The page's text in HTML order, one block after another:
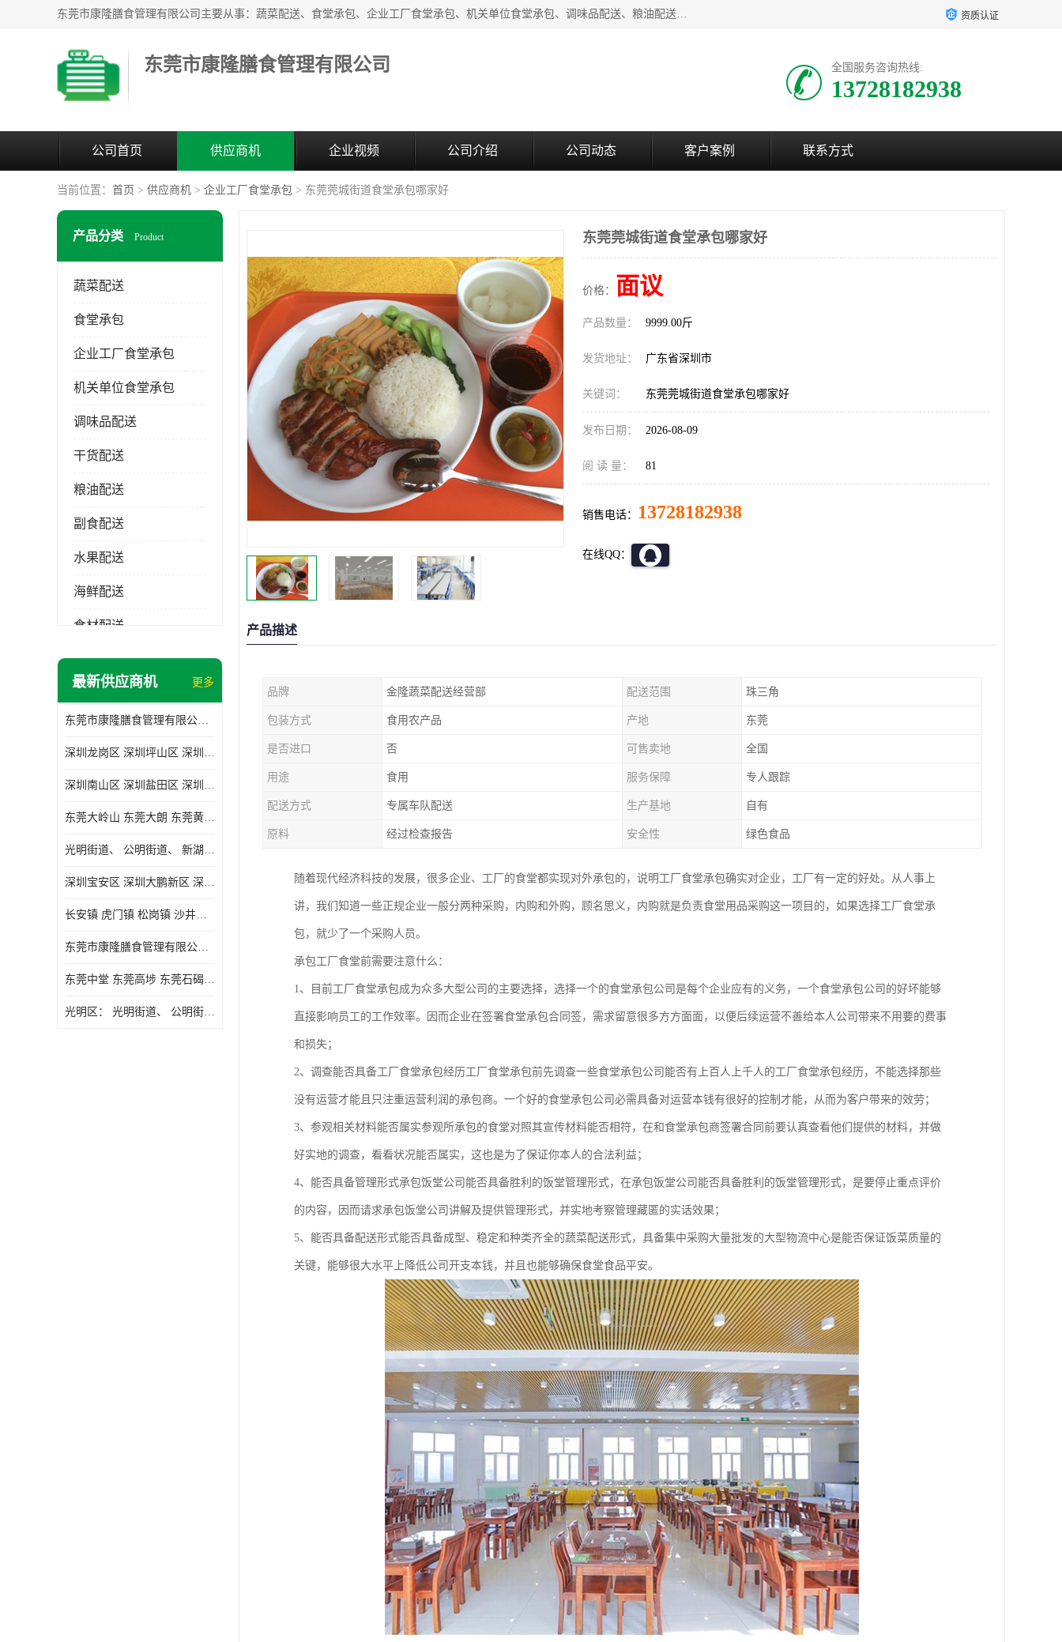
东莞市康隆膳食管理有限公司主要从事：蔬菜配送、食堂承包、企业工厂食堂承包、机关单位食堂承包、调味品配送、粮油配送、干货配送、副食配送、水果配送、海鲜配送等业务，东莞蔬菜配送电话，咨询在线客服。 资质认证
东莞市康隆膳食管理有限公司 全国服务咨询热线:
13728182938
公司首页 供应商机 企业视频 公司介绍 公司动态 客户案例 联系方式
当前位置： 首页 > 供应商机 > 企业工厂食堂承包 > 东莞莞城街道食堂承包哪家好
产品分类 Product
蔬菜配送
食堂承包
企业工厂食堂承包
机关单位食堂承包
调味品配送
干货配送
粮油配送
副食配送
水果配送
海鲜配送
食材配送
最新供应商机 更多
东莞市康隆膳食管理有限公司主要经营蔬菜配送 东莞食堂承包 光明蔬菜配送 深圳市食堂承包 深圳市蔬菜配送等业务 欢迎咨询了解
深圳龙岗区 深圳坪山区 深圳光明区 深圳龙华区
深圳南山区 深圳盐田区 深圳福田区 深圳罗湖区 深圳龙岗区
东莞大岭山 东莞大朗 东莞黄江 东莞樟木头 蔬菜配送
光明街道、 公明街道、 新湖街道、
深圳宝安区 深圳大鹏新区 深圳特别合作区
长安镇 虎门镇 松岗镇 沙井镇 公明镇 莞城街道 南城街道 东城街道 万江街道 石碣镇 石龙镇 茶山镇 石排镇 企石镇 横沥镇
东莞市康隆膳食管理有限公司 长安蔬菜配送 虎门蔬菜配送 大岭山蔬菜配送
东莞中堂 东莞高埗 东莞石碣 东莞望牛墩 东莞洪梅 东莞道滘 东莞石龙镇 东莞石排镇
光明区： 光明街道、 公明街道、 新湖街道、 凤凰街道、 玉塘街道、 马田街道
东莞莞城街道食堂承包哪家好
价格： 面议
产品数量： 9999.00斤
发货地址： 广东省深圳市
关键词： 东莞莞城街道食堂承包哪家好
发布日期： 2026-08-09
阅 读 量： 81
销售电话： 13728182938
在线QQ：
产品描述
品牌 金隆蔬菜配送经营部 配送范围 珠三角
包装方式 食用农产品 产地 东莞
是否进口 否 可售卖地 全国
用途 食用 服务保障 专人跟踪
配送方式 专属车队配送 生产基地 自有
原料 经过检查报告 安全性 绿色食品
随着现代经济科技的发展，很多企业、工厂的食堂都实现对外承包的，说明工厂食堂承包确实对企业，工厂有一定的好处。从人事上
讲，我们知道一些正规企业一般分两种采购，内购和外购，顾名思义，内购就是负责食堂用品采购这一项目的，如果选择工厂食堂承
包，就少了一个采购人员。
承包工厂食堂前需要注意什么：
1、目前工厂食堂承包成为众多大型公司的主要选择，选择一个的食堂承包公司是每个企业应有的义务，一个食堂承包公司的好坏能够
直接影响员工的工作效率。因而企业在签署食堂承包合同签，需求留意很多方方面面，以便后续运营不善给本人公司带来不用要的费事
和损失；
2、调查能否具备工厂食堂承包经历工厂食堂承包前先调查一些食堂承包公司能否有上百人上千人的工厂食堂承包经历，不能选择那些
没有运营才能且只注重运营利润的承包商。一个好的食堂承包公司必需具备对运营本钱有很好的控制才能，从而为客户带来的效劳；
3、参观相关材料能否属实参观所承包的食堂对照其宣传材料能否相符，在和食堂承包商签署合同前要认真查看他们提供的材料，并做
好实地的调查，看看状况能否属实，这也是为了保证你本人的合法利益；
4、能否具备管理形式承包饭堂公司能否具备胜利的饭堂管理形式，在承包饭堂公司能否具备胜利的饭堂管理形式，是要停止重点评价
的内容，因而请求承包饭堂公司讲解及提供管理形式，并实地考察管理藏匿的实话效果；
5、能否具备配送形式能否具备成型、稳定和种类齐全的蔬菜配送形式，具备集中采购大量批发的大型物流中心是能否保证饭菜质量的
关键，能够很大水平上降低公司开支本钱，并且也能够确保食堂食品平安。